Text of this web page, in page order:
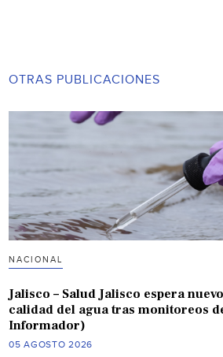
OTRAS PUBLICACIONES
NACIONAL
Jalisco – Salud Jalisco espera
calidad del agua tras monitoreos
Informador)
05 AGOSTO 2026